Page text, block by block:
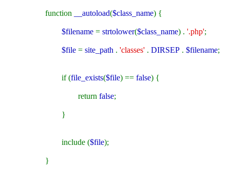
function __autoload($class_name) {
$filename = strtolower($class_name) . '.php';
$file = site_path . 'classes' . DIRSEP . $filename;
if (file_exists($file) == false) {
return false;
}
include ($file);
}